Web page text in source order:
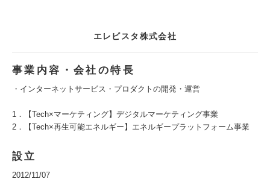
エレビスタ株式会社
事業内容・会社の特長
・インターネットサービス・プロダクトの開発・運営
1．【Tech×マーケティング】デジタルマーケティング事業
2．【Tech×再生可能エネルギー】エネルギープラットフォーム事業
設立
2012/11/07